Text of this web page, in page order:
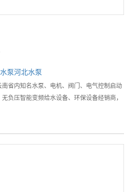
泵河北水泵
省内知名水泵、电机、阀门、电气控制启动
负压智能变频给水设备、环保设备经销商，
业内具有良好口碑和较大知名度，是省内从
制启动系统设备、消防给